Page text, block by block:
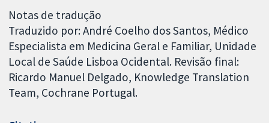
Notas de tradução
Traduzido por: André Coelho dos Santos, Médico
Especialista em Medicina Geral e Familiar, Unidade
Local de Saúde Lisboa Ocidental. Revisão final:
Ricardo Manuel Delgado, Knowledge Translation
Team, Cochrane Portugal.